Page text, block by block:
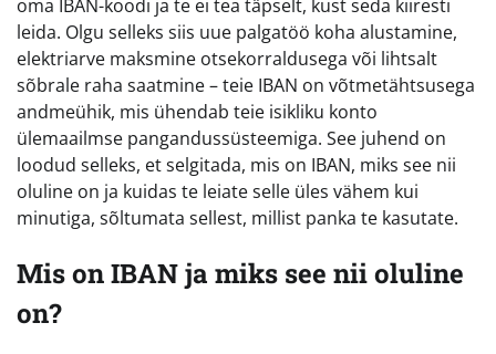
oma IBAN-koodi ja te ei tea täpselt, kust seda kiiresti
leida. Olgu selleks siis uue palgatöö koha alustamine,
elektriarve maksmine otsekorraldusega või lihtsalt
sõbrale raha saatmine – teie IBAN on võtmetähtsusega
andmeühik, mis ühendab teie isikliku konto
ülemaailmse pangandussüsteemiga. See juhend on
loodud selleks, et selgitada, mis on IBAN, miks see nii
oluline on ja kuidas te leiate selle üles vähem kui
minutiga, sõltumata sellest, millist panka te kasutate.
Mis on IBAN ja miks see nii oluline
on?